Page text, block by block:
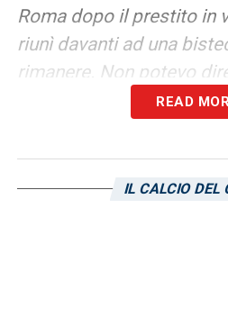
Roma dopo il prestito in
riunì davanti ad una
rimanere. Non potevo
READ
IL CALCIO DEL